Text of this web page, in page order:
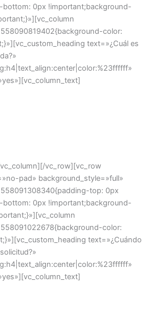
bottom: 0px !important;background-
color:
text=»¿Cuál es
vc_row][vc_row
pad» background_style=»full»
top: 0px
bottom: 0px !important;background-
color:
text=»¿Cuándo